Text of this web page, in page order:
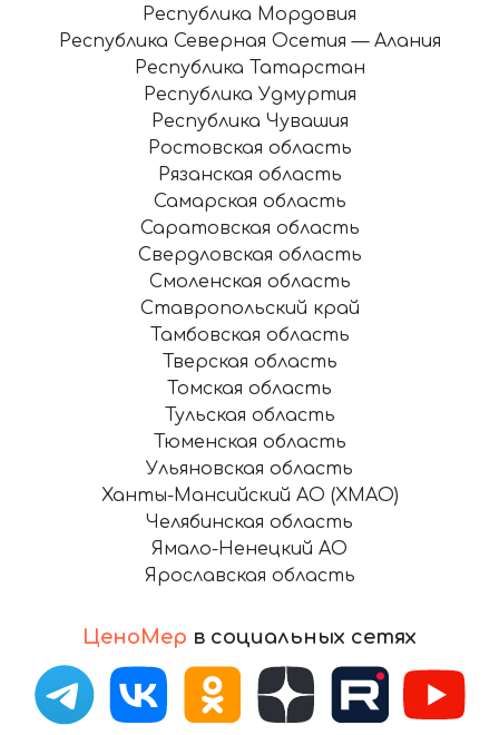
ЦеноМер в социальных сетях
Республика Мордовия
Республика Северная Осетия — Алания
Республика Татарстан
Республика Удмуртия
Республика Чувашия
Ростовская область
Рязанская область
Самарская область
Саратовская область
Свердловская область
Смоленская область
Ставропольский край
Тамбовская область
Тверская область
Томская область
Тульская область
Тюменская область
Ульяновская область
Ханты-Мансийский АО (ХМАО)
Челябинская область
Ямало-Ненецкий АО
Ярославская область